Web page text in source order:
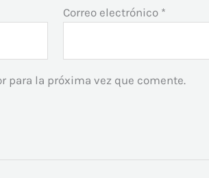
Correo electrónico *
para la próxima vez que comente.